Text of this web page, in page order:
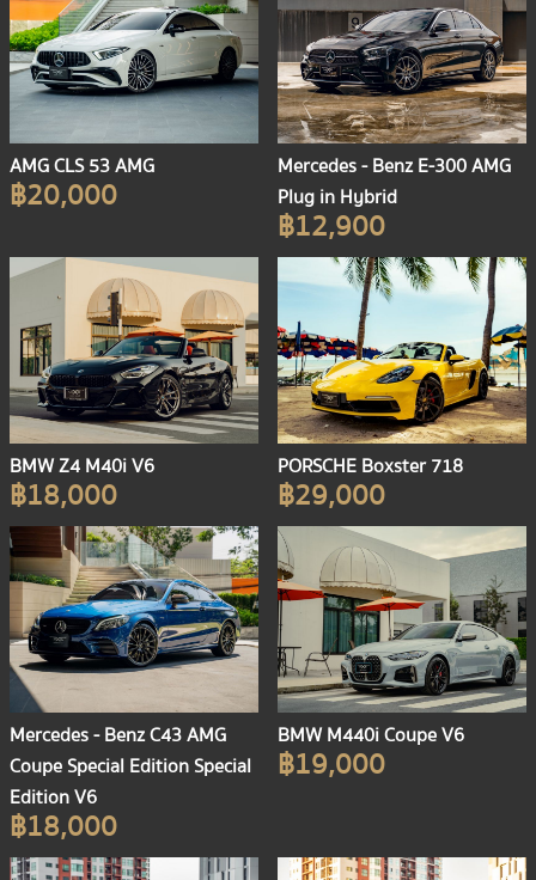
AMG CLS 53 AMG
฿20,000
Mercedes - Benz E-300 AMG
Plug in Hybrid
฿12,900
BMW Z4 M40i V6
฿18,000
PORSCHE Boxster 718
฿29,000
Mercedes - Benz C43 AMG
Coupe Special Edition Special
Edition V6
฿18,000
BMW M440i Coupe V6
฿19,000